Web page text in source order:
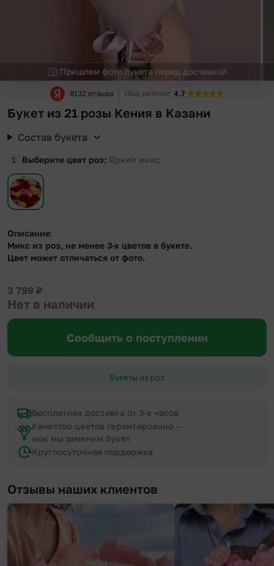
Пришлем фото букета перед доставкой
9132 отзыва Наш рейтинг 4.7
Букет из 21 розы Кения в Казани
Состав букета
Выберите цвет роз Яркий микс
Описание:
Микс из роз, не менее 3-х цветов в букете.
Цвет может отличаться от фото.
3 799 ₽
Нет в наличии
Сообщить о поступлении
Букеты из роз
Бесплатная доставка от 3-х часов
Качество цветов гарантировано —
или мы заменим букет
Круглосуточная поддержка
Отзывы наших клиентов